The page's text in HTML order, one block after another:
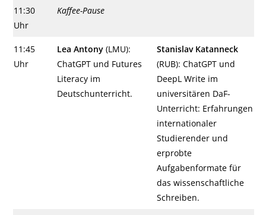
11:30
Uhr
Kaffee-Pause
11:45
Uhr
Lea Antony (LMU):
ChatGPT und Futures
Literacy im
Deutschunterricht.
Stanislav Katanneck
(RUB): ChatGPT und
DeepL Write im
universitären DaF-
Unterricht: Erfahrungen
internationaler
Studierender und
erprobte
Aufgabenformate für
das wissenschaftliche
Schreiben.